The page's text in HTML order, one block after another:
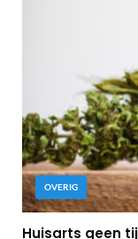
OVERIG
Huisarts geen